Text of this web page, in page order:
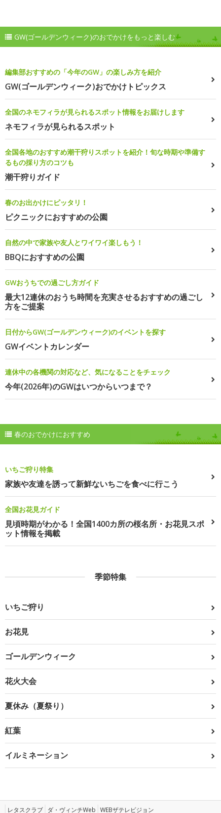
GW(ゴールデンウィーク)のおでかけをもっと楽しむ
編集部おすすめの「今年のGW」の楽しみ方を紹介
GW(ゴールデンウィーク)おでかけトピックス
全国のネモフィラが見られるスポット情報をお届けします
ネモフィラが見られるスポット
全国各地のおすすめ潮干狩りスポットを紹介！旬な時期や準備す
るもの採り方のコツも
潮干狩りガイド
春のお出かけにピッタリ！
ピクニックにおすすめの公園
自然の中で家族や友人とワイワイ楽しもう！
BBQにおすすめの公園
GWおうちでの過ごし方ガイド
最大12連休のおうち時間を充実させるおすすめの過ごし
方をご提案
日付からGW(ゴールデンウィーク)のイベントを探す
GWイベントカレンダー
連休中の各機関の対応など、気になることをチェック
今年(2026年)のGWはいつからいつまで？
春のおでかけにおすすめ
いちご狩り特集
家族や友達を誘って新鮮ないちごを食べに行こう
全国お花見ガイド
見頃時期がわかる！全国1400カ所の桜名所・お花見スポ
ット情報を掲載
季節特集
いちご狩り
お花見
ゴールデンウィーク
花火大会
夏休み（夏祭り）
紅葉
イルミネーション
レタスクラブ ダ・ヴィンチWeb WEBザテレビジョン